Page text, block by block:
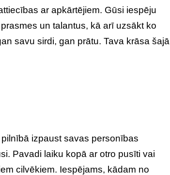
ar apkārtējiem. Gūsi iespēju
un talantus, kā arī uzsākt ko
savu sirdi, gan prātu. Tava krāsa šajā
izpaust savas personības
Pavadi laiku kopā ar otro pusīti vai
cilvēkiem. Iespējams, kādam no